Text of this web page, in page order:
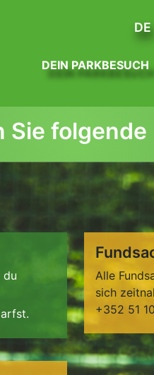
DE
DEIN PARKBESUCH
Sie
du
Alle
sich
+352 51